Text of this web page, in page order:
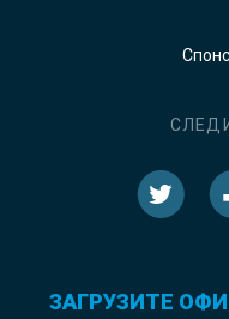
ЗАГРУЗИТЕ